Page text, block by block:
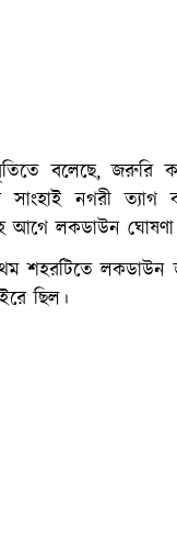
বলেছে,
সাংহাই নগরী
আগে লকডাউন
শহরটিতে লকডাউন
ছিল।